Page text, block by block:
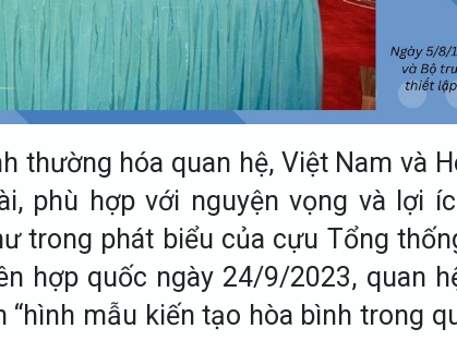
thường hóa quan hệ, Việt Nam và
phù hợp với nguyện vọng và lợi
trong phát biểu của cựu Tổng
hợp quốc ngày 24/9/2023, quan
“hình mẫu kiến tạo hòa bình trong